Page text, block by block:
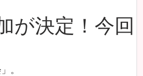
が決定！今回
。